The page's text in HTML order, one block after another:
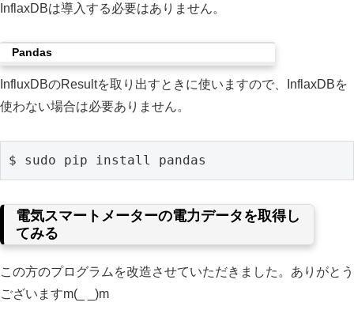
InflaxDBは導入する必要はありません。
Pandas
InfluxDBのResultを取り出すときに使いますので、InflaxDBを
使わない場合は必要ありません。
$ sudo pip install pandas
電気スマートメーターの電力データを取得し
てみる
この方のプログラムを改造させていただきました。ありがとう
ございますm(_ _)m